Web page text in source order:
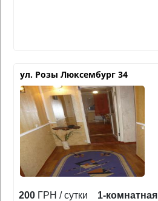
ул. Розы Люксембург 34
200 ГРН / сутки 1-комнатная